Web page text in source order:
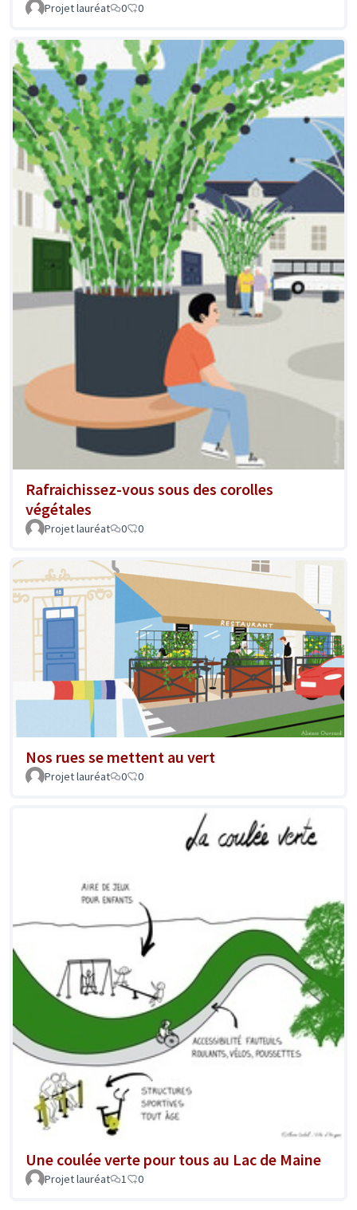
Projet lauréat 0 0
Rafraichissez-vous sous des corolles
végétales
Projet lauréat 0 0
Nos rues se mettent au vert
Projet lauréat 0 0
Une coulée verte pour tous au Lac de Maine
Projet lauréat 1 0